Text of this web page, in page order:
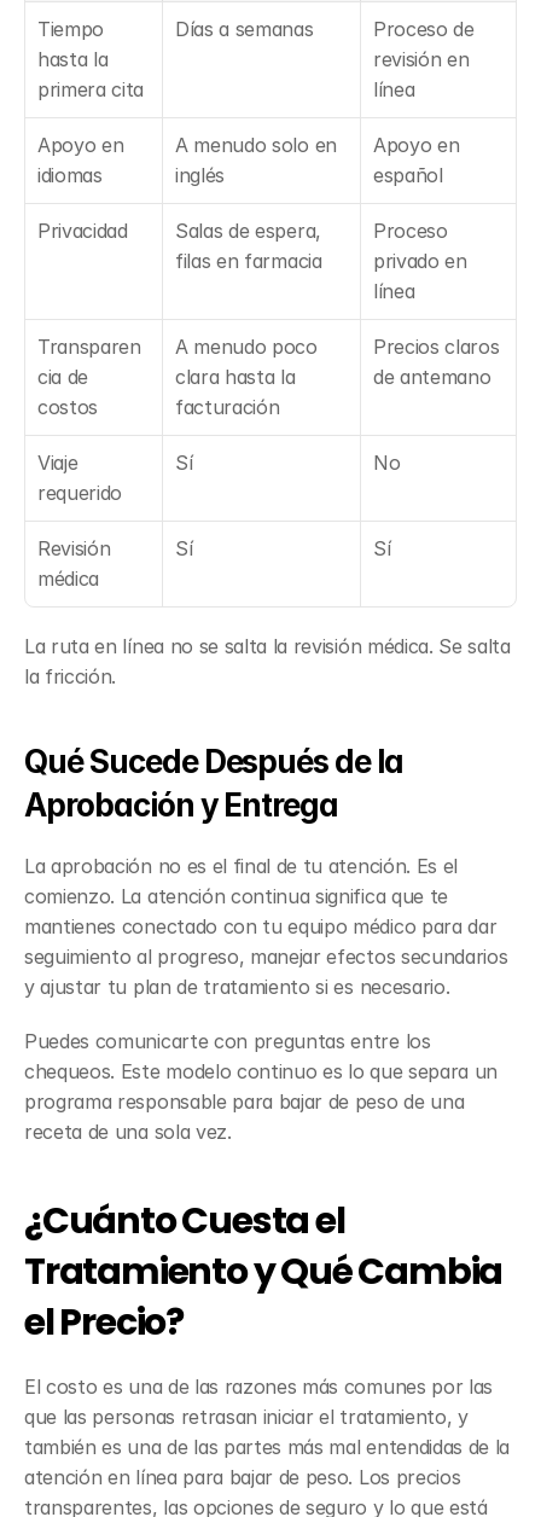
Tiempo
hasta la
primera cita
Días a semanas
Proceso de
revisión en
línea
Apoyo en
idiomas
A menudo solo en
inglés
Apoyo en
español
Privacidad
Salas de espera,
filas en farmacia
Proceso
privado en
línea
Transparen
cia de
costos
A menudo poco
clara hasta la
facturación
Precios claros
de antemano
Viaje
requerido
Sí No
Revisión
médica
Sí Sí
La ruta en línea no se salta la revisión médica. Se salta
la fricción.
Qué Sucede Después de la
Aprobación y Entrega
La aprobación no es el final de tu atención. Es el
comienzo. La atención continua significa que te
mantienes conectado con tu equipo médico para dar
seguimiento al progreso, manejar efectos secundarios
y ajustar tu plan de tratamiento si es necesario.
Puedes comunicarte con preguntas entre los
chequeos. Este modelo continuo es lo que separa un
programa responsable para bajar de peso de una
receta de una sola vez.
¿Cuánto Cuesta el
Tratamiento y Qué Cambia
el Precio?
El costo es una de las razones más comunes por las
que las personas retrasan iniciar el tratamiento, y
también es una de las partes más mal entendidas de la
atención en línea para bajar de peso. Los precios
transparentes, las opciones de seguro y lo que está